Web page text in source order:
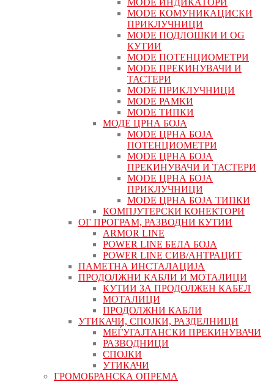
MODE ИНДИКАТОРИ
MODE КОМУНИКАЦИСКИ
ПРИКЛУЧНИЦИ
MODE ПОДЛОШКИ И OG
КУТИИ
MODE ПОТЕНЦИОМЕТРИ
MODE ПРEКИНУВАЧИ И
ТАСТЕРИ
MODE ПРИКЛУЧНИЦИ
MODE РАМКИ
MODE ТИПКИ
МОДЕ ЦРНА БОЈА
MODE ЦРНА БОЈА
ПОТЕНЦИОМЕТРИ
MODE ЦРНА БОЈА
ПРЕКИНУВАЧИ И ТАСТЕРИ
MODE ЦРНА БОЈА
ПРИКЛУЧНИЦИ
MODE ЦРНА БОЈА ТИПКИ
КОМПЈУТЕРСКИ КОНЕКТОРИ
ОГ ПРОГРАМ, РАЗВОДНИ КУТИИ
ARMOR LINE
POWER LINE БЕЛА БОЈА
POWER LINE СИВ/АНТРАЦИТ
ПАМЕТНА ИНСТАЛАЦИЈА
ПРОДОЛЖНИ КАБЛИ И МОТАЛИЦИ
КУТИИ ЗА ПРОДОЛЖЕН КАБЕЛ
МОТАЛИЦИ
ПРОДОЛЖНИ КАБЛИ
УТИКАЧИ, СПОЈКИ, РАЗДЕЛНИЦИ
МЕЃУГАЈТАНСКИ ПРЕКИНУВАЧИ
РАЗВОДНИЦИ
СПОЈКИ
УТИКАЧИ
ГРОМОБРАНСКА ОПРЕМА